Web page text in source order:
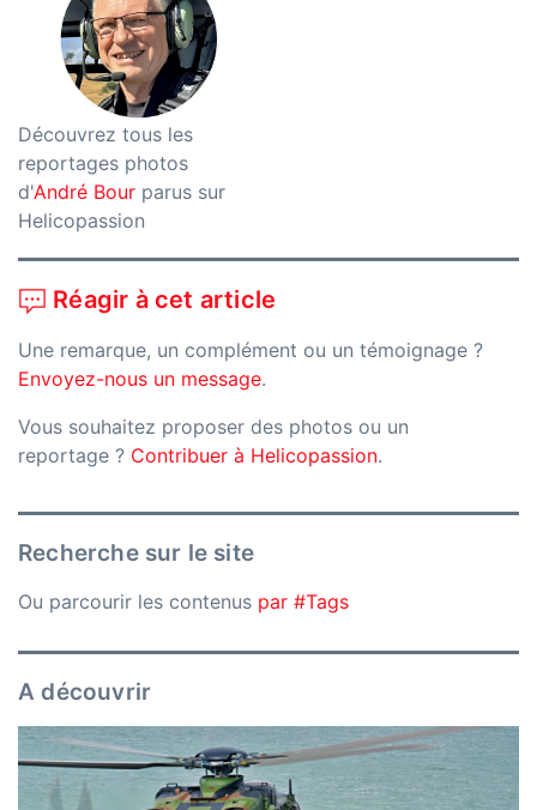
Découvrez tous les
reportages photos
d'André Bour parus sur
Helicopassion
Réagir à cet article
Une remarque, un complément ou un témoignage ?
Envoyez-nous un message.
Vous souhaitez proposer des photos ou un
reportage ? Contribuer à Helicopassion.
Recherche sur le site
Ou parcourir les contenus par #Tags
A découvrir